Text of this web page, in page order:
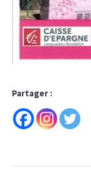
Partager :